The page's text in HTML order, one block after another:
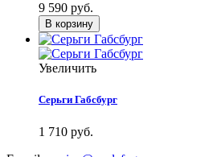
9 590 руб.
Увеличить
Серьги Габсбург
1 710 руб.